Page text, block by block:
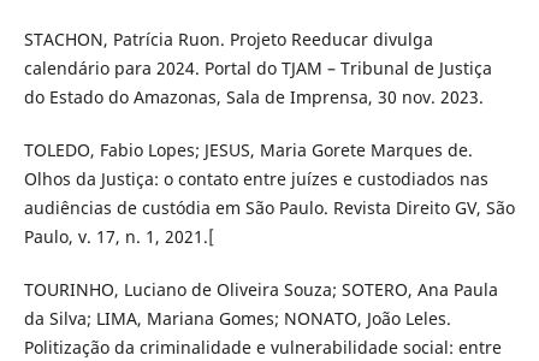
STACHON, Patrícia Ruon. Projeto Reeducar divulga
calendário para 2024. Portal do TJAM – Tribunal de Justiça
do Estado do Amazonas, Sala de Imprensa, 30 nov. 2023.
TOLEDO, Fabio Lopes; JESUS, Maria Gorete Marques de.
Olhos da Justiça: o contato entre juízes e custodiados nas
audiências de custódia em São Paulo. Revista Direito GV, São
Paulo, v. 17, n. 1, 2021.[
TOURINHO, Luciano de Oliveira Souza; SOTERO, Ana Paula
da Silva; LIMA, Mariana Gomes; NONATO, João Leles.
Politização da criminalidade e vulnerabilidade social: entre